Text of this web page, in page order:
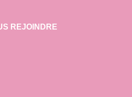
REJOINDRE